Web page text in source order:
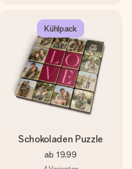
Kühlpack
Schokoladen Puzzle
ab 19,99